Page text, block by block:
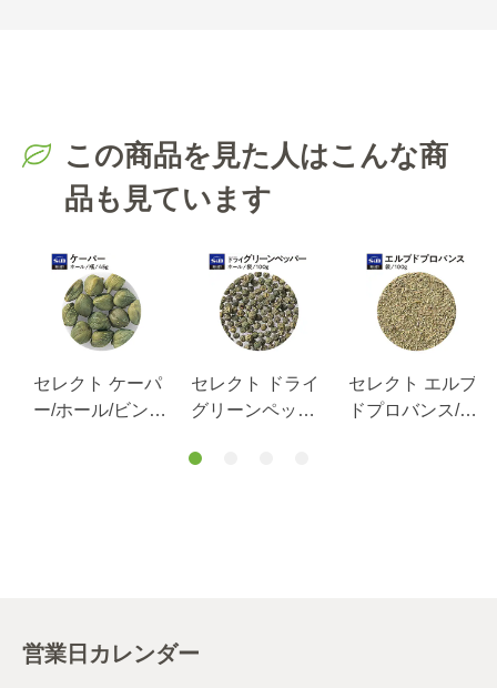
この商品を見た人はこんな商
品も見ています
セレクト ケーパ
ー/ホール/ビン入
セレクト ドライ
グリーンペッパ
100g
セレクト エルブ
ドプロバンス/袋
営業日カレンダー